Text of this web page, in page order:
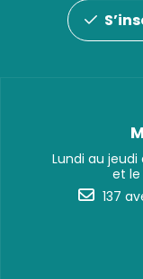
Lundi au jeudi
et le
137